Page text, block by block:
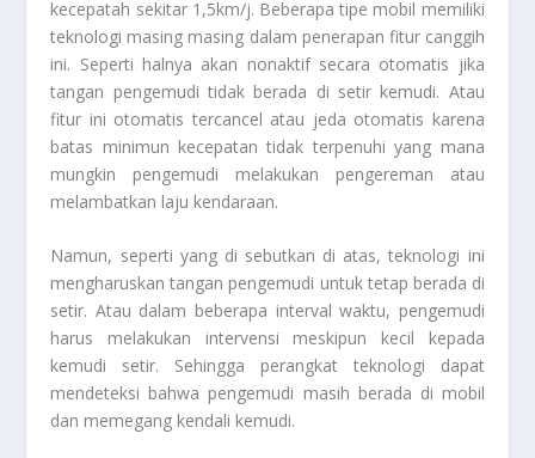
kecepatah sekitar 1,5km/j. Beberapa tipe mobil memiliki
teknologi masing masing dalam penerapan fitur canggih
ini. Seperti halnya akan nonaktif secara otomatis jika
tangan pengemudi tidak berada di setir kemudi. Atau
fitur ini otomatis tercancel atau jeda otomatis karena
batas minimun kecepatan tidak terpenuhi yang mana
mungkin pengemudi melakukan pengereman atau
melambatkan laju kendaraan.
Namun, seperti yang di sebutkan di atas, teknologi ini
mengharuskan tangan pengemudi untuk tetap berada di
setir. Atau dalam beberapa interval waktu, pengemudi
harus melakukan intervensi meskipun kecil kepada
kemudi setir. Sehingga perangkat teknologi dapat
mendeteksi bahwa pengemudi masih berada di mobil
dan memegang kendali kemudi.